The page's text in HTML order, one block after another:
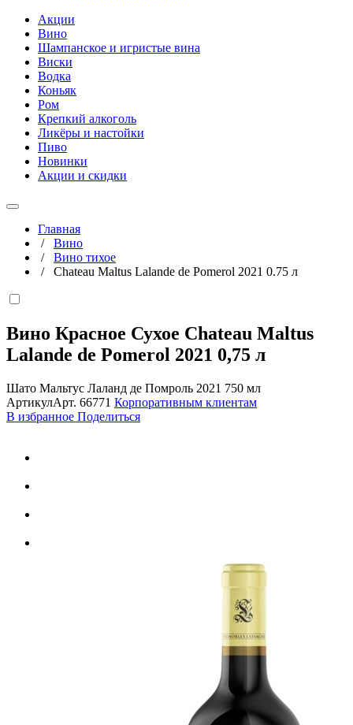
Акции
Вино
Шампанское и игристые вина
Виски
Водка
Коньяк
Ром
Крепкий алкоголь
Ликёры и настойки
Пиво
Новинки
Акции и скидки
Главная
/ Вино
/ Вино тихое
/ Chateau Maltus Lalande de Pomerol 2021 0.75 л
Вино Красное Сухое Chateau Maltus
Lalande de Pomerol 2021 0,75 л
Шато Мальтус Лаланд де Помроль 2021 750 мл
АртикулАрт. 66771 Корпоративным клиентам
В избранное Поделиться